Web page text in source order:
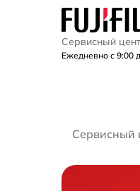
Сервисный
Ежедневно с 9:00
Сервисный